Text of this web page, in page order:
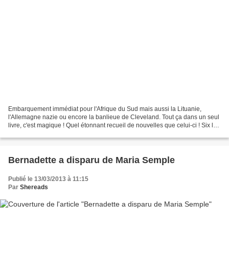
Embarquement immédiat pour l'Afrique du Sud mais aussi la Lituanie,
l'Allemagne nazie ou encore la banlieue de Cleveland. Tout ça dans un seul
livre, c'est magique ! Quel étonnant recueil de nouvelles que celui-ci ! Six le
Bernadette a disparu de Maria Semple
Publié le 13/03/2013 à 11:15
Par Shereads